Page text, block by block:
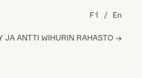
JA ANTTI WIHURIN RAHASTO
Fi En